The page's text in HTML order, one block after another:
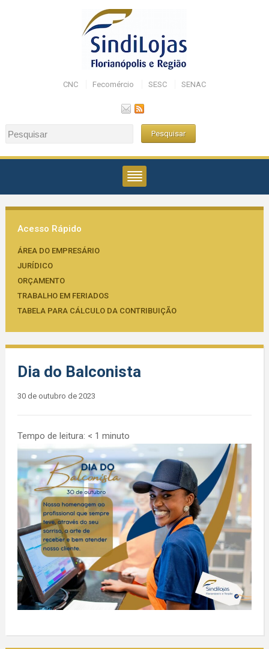
CNC Fecomércio SESC SENAC
Acesso Rápido
ÁREA DO EMPRESÁRIO
JURÍDICO
ORÇAMENTO
TRABALHO EM FERIADOS
TABELA PARA CÁLCULO DA CONTRIBUIÇÃO
Dia do Balconista
30 de outubro de 2023
Tempo de leitura: < 1 minuto